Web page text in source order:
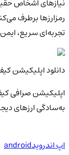
نیازهای اشخاص
رمزارزها برطرف
تجربه‌ای سریع،
دانلود اپلیکیشن
اپلیکیشن صرافی
به‌سادگی ارزهای
اپ اندرویدandroid